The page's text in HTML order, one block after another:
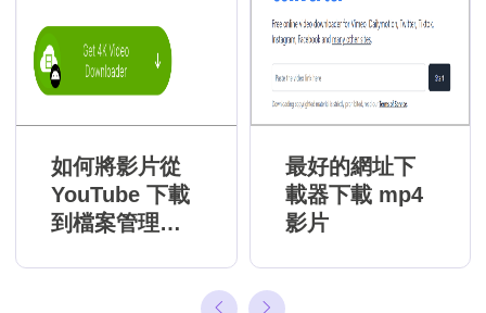
如何將影片從
YouTube 下載
到檔案管理工
最好的網址下
載器下載 mp4
影片